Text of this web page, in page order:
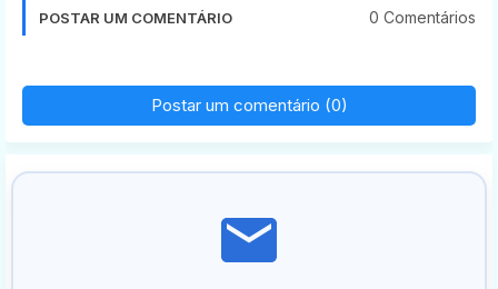
POSTAR UM COMENTÁRIO 0 Comentários
Postar um comentário (0)